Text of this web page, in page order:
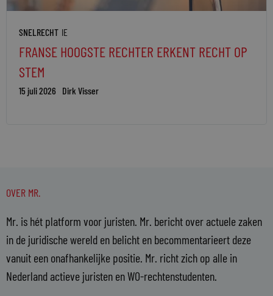
SNELRECHT IE
FRANSE HOOGSTE RECHTER ERKENT RECHT OP
STEM
15 juli 2026 Dirk Visser
OVER MR.
Mr. is hét platform voor juristen. Mr. bericht over actuele zaken
in de juridische wereld en belicht en becommentarieert deze
vanuit een onafhankelijke positie. Mr. richt zich op alle in
Nederland actieve juristen en WO-rechtenstudenten.